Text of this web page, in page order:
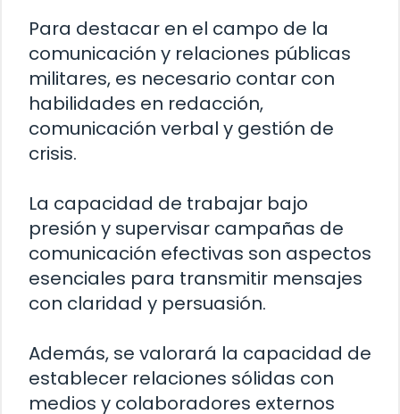
Para destacar en el campo de la
comunicación y relaciones públicas
militares, es necesario contar con
habilidades en redacción,
comunicación verbal y gestión de
crisis.
La capacidad de trabajar bajo
presión y supervisar campañas de
comunicación efectivas son aspectos
esenciales para transmitir mensajes
con claridad y persuasión.
Además, se valorará la capacidad de
establecer relaciones sólidas con
medios y colaboradores externos